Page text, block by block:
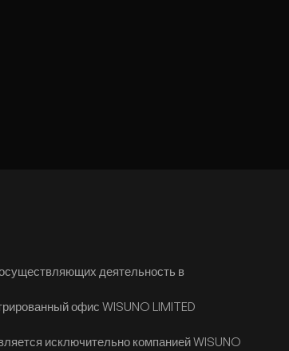
деятельность в
офис WISUNO LIMITED
исключительно компанией WISUNO